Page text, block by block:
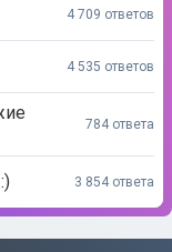
4 709 ответов
4 535 ответов
784 ответа
3 854 ответа